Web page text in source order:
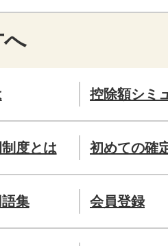
控除額シミ
度とは 初めての確
集 会員登録